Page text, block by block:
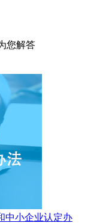
您解答
中小企业认定办